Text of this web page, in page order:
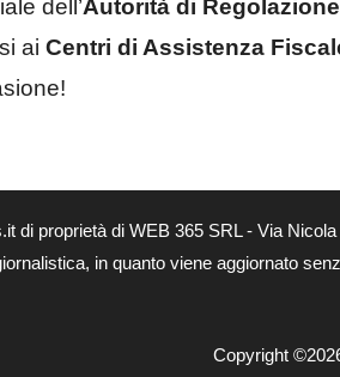
dell’Autorità di
ai Centri di Assistenza
di proprietà di WEB 365 SRL - Via
in quanto viene aggiornato
Copyright